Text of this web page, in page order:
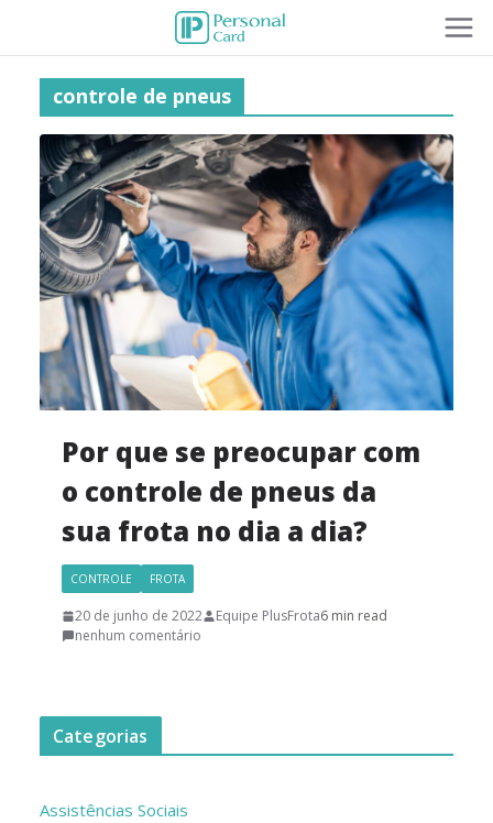
controle de pneus
Por que se preocupar com
o controle de pneus da
sua frota no dia a dia?
CONTROLE FROTA
20 de junho de 2022 Equipe PlusFrota6 min read
nenhum comentário
Categorias
Assistências Sociais